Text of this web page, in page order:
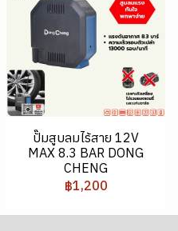
ปั๊มสูบลมไร้สาย 12V
MAX 8.3 BAR DONG
CHENG
฿1,200